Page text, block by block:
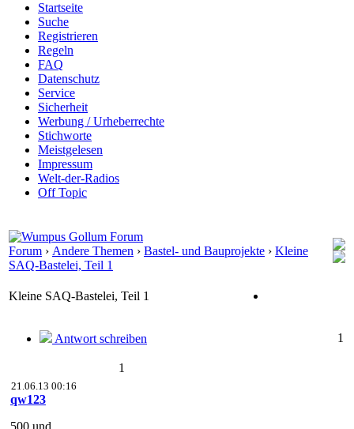
Startseite
Suche
Registrieren
Regeln
FAQ
Datenschutz
Service
Sicherheit
Werbung / Urheberrechte
Stichworte
Meistgelesen
Impressum
Welt-der-Radios
Off Topic
Forum › Andere Themen › Bastel- und Bauprojekte › Kleine
SAQ-Bastelei, Teil 1
Kleine SAQ-Bastelei, Teil 1
Antwort schreiben 1
1
21.06.13 00:16
qw123
500 und